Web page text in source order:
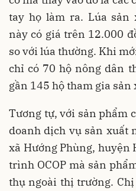
tay họ làm ra. Lúa sản
này có giá trên 12.000
so với lúa thường. Khi
chỉ có 70 hộ nông dân
gần 145 hộ tham gia sản
Tương tự, với sản phẩm
doanh dịch vụ sản xuất
xã Hướng Phùng, huyện
trình OCOP mà sản
thụ ngoài thị trường.